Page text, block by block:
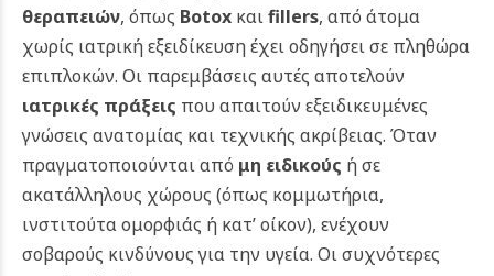
θεραπειών, όπως Botox καιfillers, από άτομα
χωρίς ιατρική εξειδίκευση έχει οδηγήσει σε πληθώρα
επιπλοκών. Οι παρεμβάσεις αυτές αποτελούν
ιατρικές πράξεις που απαιτούν εξειδικευμένες
γνώσεις ανατομίας και τεχνικής ακρίβειας. Όταν
πραγματοποιούνται από μη ειδικούς ή σε
ακατάλληλους χώρους (όπως κομμωτήρια,
ινστιτούτα ομορφιάς ή κατ’ οίκον), ενέχουν
σοβαρούς κινδύνους για την υγεία. Οι συχνότερες